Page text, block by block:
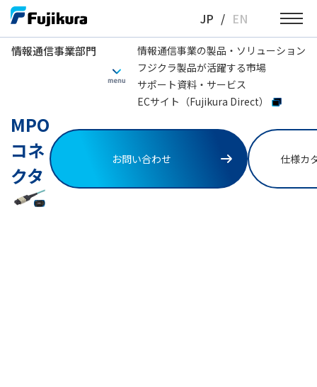
Skip
content
JP / EN
情報通信事業部門
情報通信事業の製品・ソリューション
フジクラ製品が活躍する市場
サポート資料・サービス
ECサイト（Fujikura Direct）
多心光配線ソリューション・AFL製品 MPO ケーブリング
MPO
コネ
クタ
お問い合わせ 仕様カ